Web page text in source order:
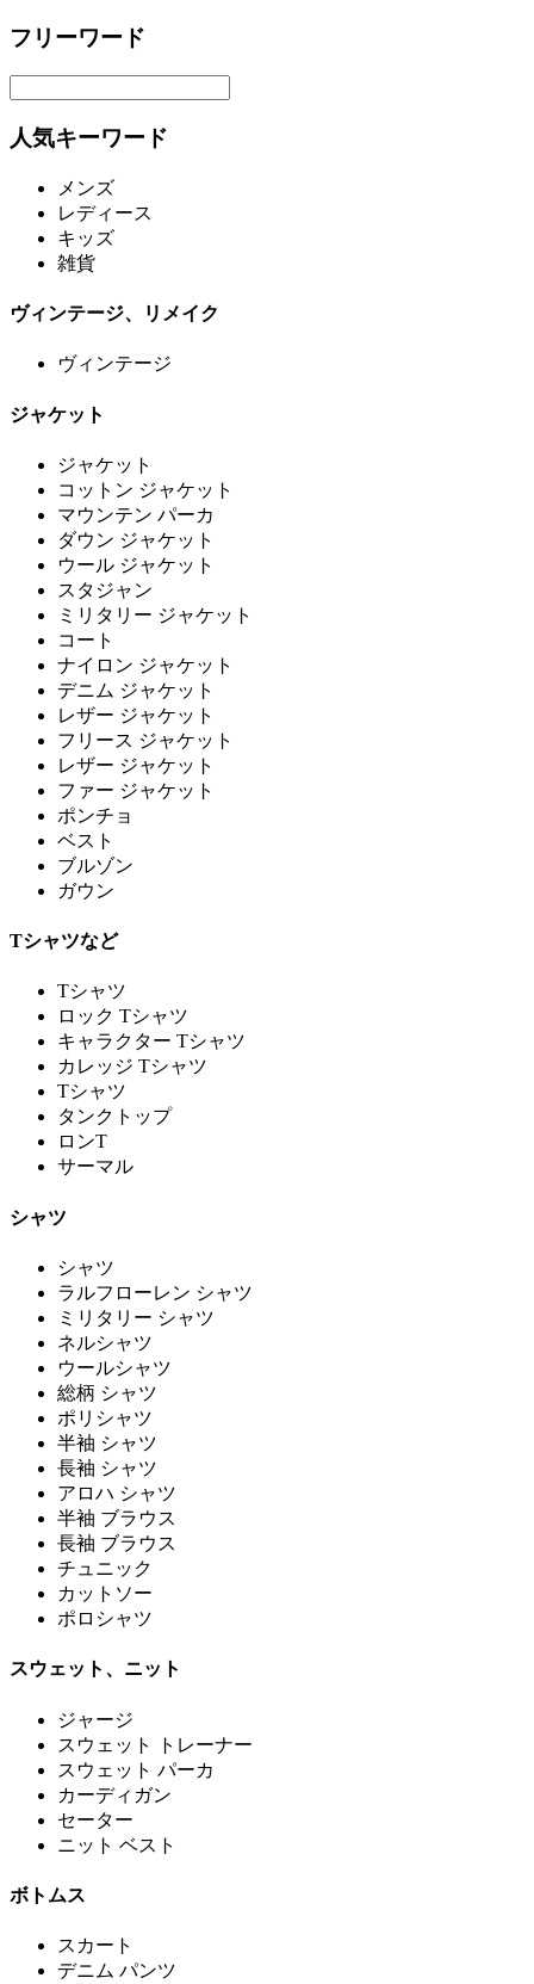
フリーワード
人気キーワード
メンズ
レディース
キッズ
雑貨
ヴィンテージ、リメイク
ヴィンテージ
ジャケット
ジャケット
コットン ジャケット
マウンテン パーカ
ダウン ジャケット
ウール ジャケット
スタジャン
ミリタリー ジャケット
コート
ナイロン ジャケット
デニム ジャケット
レザー ジャケット
フリース ジャケット
レザー ジャケット
ファー ジャケット
ポンチョ
ベスト
ブルゾン
ガウン
Tシャツなど
Tシャツ
ロック Tシャツ
キャラクター Tシャツ
カレッジ Tシャツ
Tシャツ
タンクトップ
ロンT
サーマル
シャツ
シャツ
ラルフローレン シャツ
ミリタリー シャツ
ネルシャツ
ウールシャツ
総柄 シャツ
ポリシャツ
半袖 シャツ
長袖 シャツ
アロハ シャツ
半袖 ブラウス
長袖 ブラウス
チュニック
カットソー
ポロシャツ
スウェット、ニット
ジャージ
スウェット トレーナー
スウェット パーカ
カーディガン
セーター
ニット ベスト
ボトムス
スカート
デニム パンツ